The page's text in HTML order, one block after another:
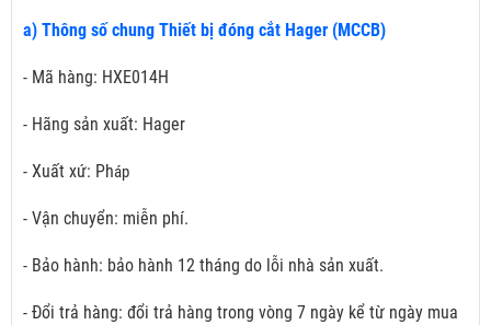
a) Thông số chung Thiết bị đóng cắt Hager (MCCB)
- Mã hàng: HXE014H
- Hãng sản xuất: Hager
- Xuất xứ: Pháp
- Vận chuyển: miễn phí.
- Bảo hành: bảo hành 12 tháng do lỗi nhà sản xuất.
- Đổi trả hàng: đổi trả hàng trong vòng 7 ngày kể từ ngày mua